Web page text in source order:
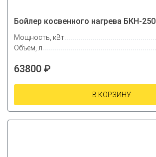
Бойлер косвенного нагрева БКН-250
Мощность, кВт
Объем, л
63800 ₽
В КОРЗИНУ